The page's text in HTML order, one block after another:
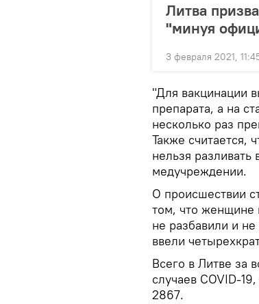
Литва
"минуя
3 февраля 2021,
"Для вакцинации
препарата, а на
несколько раз
Также считается,
нельзя
медучреждении.
О происшествии
том, что женщине
не разбавили и
ввели
Всего в Литве за
случаев COVID-
2867.